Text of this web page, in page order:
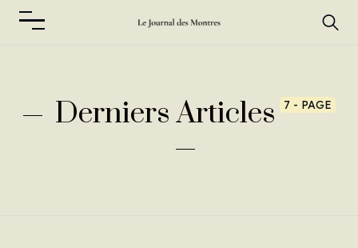
Derniers Articles 7 - PAGE